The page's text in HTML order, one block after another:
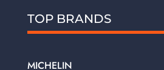
TOP BRANDS
MICHELIN